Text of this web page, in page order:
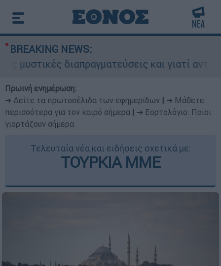
BREAKING NEWS:
διαπραγματεύσεις και γιατί αντιδρούν οι
Πρωινή ενημέρωση:
➔ Δείτε τα πρωτοσέλιδα των εφημερίδων
➔ Μάθετε
περισσότερα για τον καιρό σήμερα
➔ Εορτολόγιο: Ποιοι
γιορτάζουν σήμερα
Τελευταία νέα και ειδήσεις σχετικά με:
ΤΟΥΡΚΙΑ ΜΜΕ